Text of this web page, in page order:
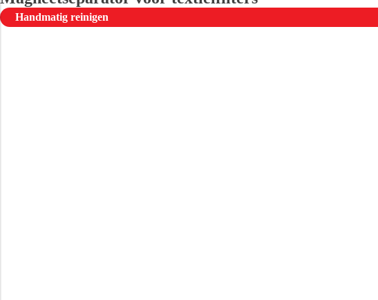
Handmatig reinigen